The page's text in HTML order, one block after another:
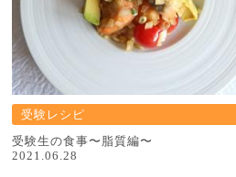
受験レシピ
受験生の食事〜脂質編〜
2021.06.28